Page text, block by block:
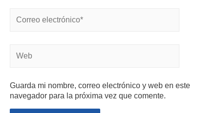
Guarda mi nombre, correo electrónico y web en este
navegador para la próxima vez que comente.